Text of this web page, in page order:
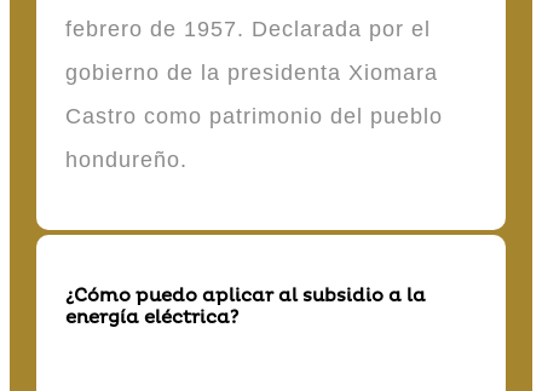
febrero de 1957. Declarada por el
gobierno de la presidenta Xiomara
Castro como patrimonio del pueblo
hondureño.
¿Cómo puedo aplicar al subsidio a la
energía eléctrica?